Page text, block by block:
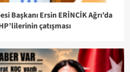
Başkanı Ersin ERİNCİK Ağrı’da
çatışması